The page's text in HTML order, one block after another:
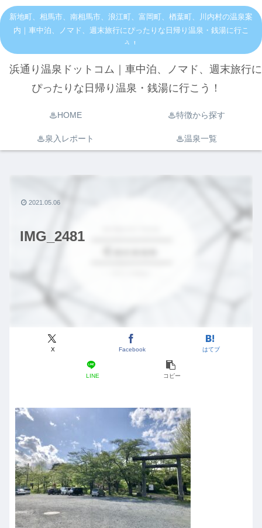
新地町、相馬市、南相馬市、浪江町、富岡町、楢葉町、川内村の温泉案
内｜車中泊、ノマド、週末旅行にぴったりな日帰り温泉・銭湯に行こ
う！
浜通り温泉ドットコム｜車中泊、ノマド、週末旅行に
ぴったりな日帰り温泉・銭湯に行こう！
♨︎HOME ♨︎特徴から探す
♨︎泉入レポート ♨︎温泉一覧
IMG_2481
X Facebook はてブ
LINE コピー
2021.05.06